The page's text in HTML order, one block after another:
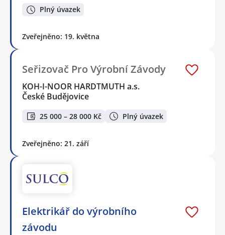
Plný úvazek
Zveřejněno: 19. května
Seřizovač Pro Výrobní Závody
KOH-I-NOOR HARDTMUTH a.s.
České Budějovice
25 000 – 28 000 Kč Plný úvazek
Zveřejněno: 21. září
Elektrikář do výrobního
závodu